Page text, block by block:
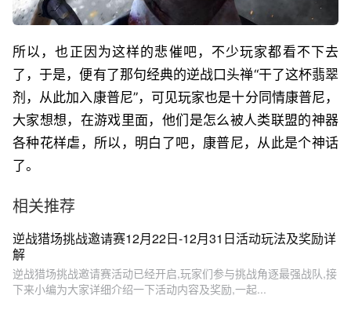
所以，也正因为这样的悲催吧，不少玩家都看不下去
了，于是，便有了那句经典的逆战口头禅“干了这杯翡翠
剂，从此加入康普尼”，可见玩家也是十分同情康普尼，
大家想想，在游戏里面，他们是怎么被人类联盟的神器
各种花样虐，所以，明白了吧，康普尼，从此是个神话
了。
相关推荐
逆战猎场挑战邀请赛12月22日-12月31日活动玩法及奖励详
解
逆战猎场挑战邀请赛活动已经开启,玩家们参与挑战角逐最强战队,接
下来小编为大家详细介绍一下活动内容及奖励,一起...